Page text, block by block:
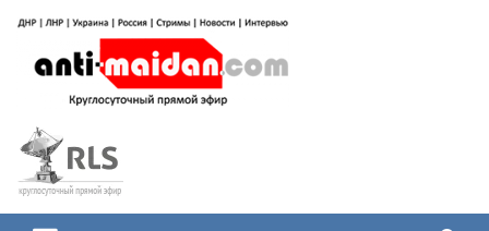
содержимому
Антимайдан: Гражданская война
на Украине
гражданской войне на Украине, включая события в Новороссии, ДНР,
ЛНР и других регионах.